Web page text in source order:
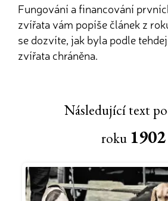
Fungování a financování
zvířata vám popíše článek z
se dozvíte, jak byla podle
zvířata chráněna.
Následující text
roku 1902